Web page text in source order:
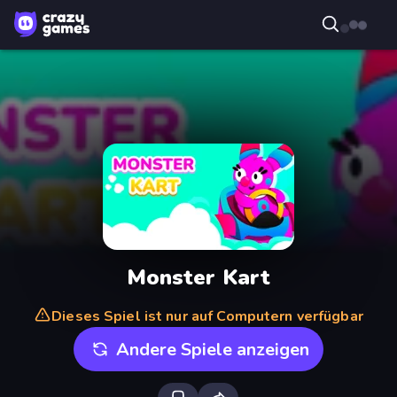
Monster Kart
Dieses Spiel ist nur auf Computern verfügbar
Andere Spiele anzeigen